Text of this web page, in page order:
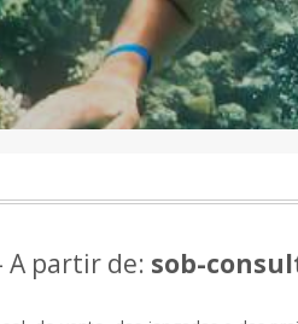
A partir de: sob-